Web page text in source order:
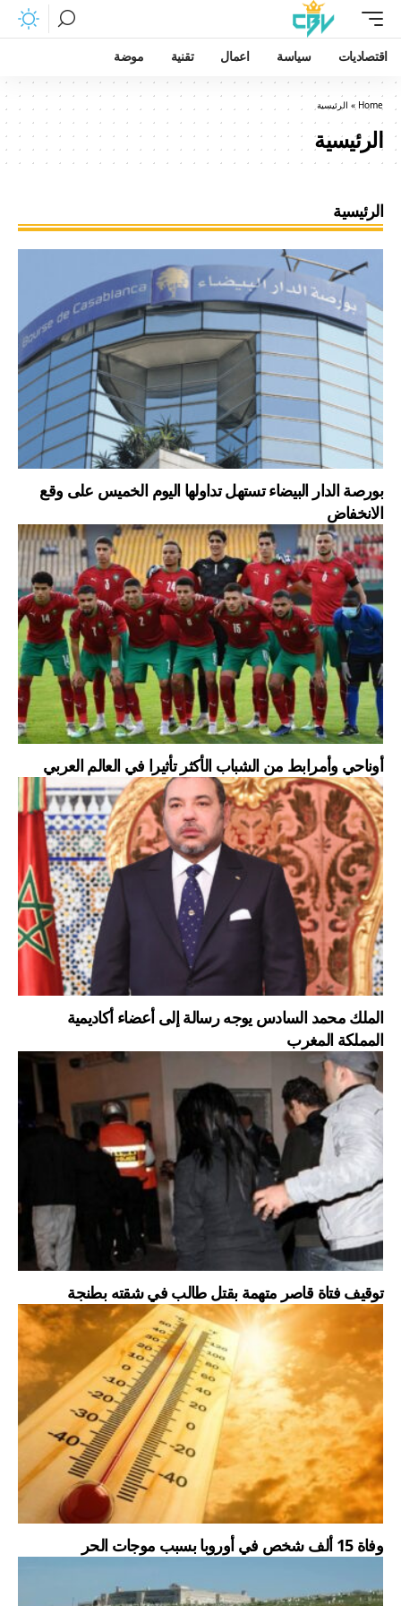
اقتصاديات سياسة اعمال تقنية موضة
Home
» الرئيسية
الرئيسية
الرئيسية
بورصة الدار البيضاء تستهل تداولها اليوم الخميس على وقع
الانخفاض
أوناحي وأمرابط من الشباب الأكثر تأثيرا في العالم العربي
الملك محمد السادس يوجه رسالة إلى أعضاء أكاديمية
المملكة المغرب
توقيف فتاة قاصر متهمة بقتل طالب في شقته بطنجة
وفاة 15 ألف شخص في أوروبا بسبب موجات الحر